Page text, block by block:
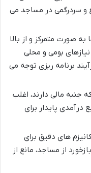
و سردرگمی در مساجد می
صورت متمرکز و از بالا
بومی و محلی
برنامه ریزی توجه می
جنبه مالی دارند، اغلب
پایدار برای
های دقیق برای
از مساجد، مانع از